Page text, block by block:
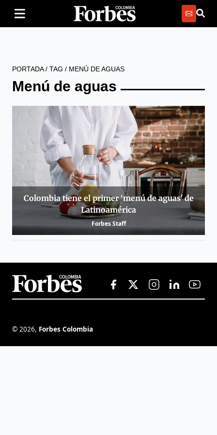
PORTADA/ TAG / MENÚ DE AGUAS
Menú de aguas
Colombia tiene el primer ‘menú de aguas’ de
Latinoamérica
Forbes Staff
© 2026, Forbes Colombia